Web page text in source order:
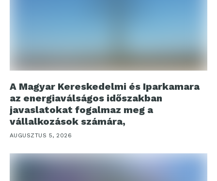
A Magyar Kereskedelmi és Iparkamara
az energiaválságos időszakban
javaslatokat fogalmaz meg a
vállalkozások számára,
AUGUSZTUS 5, 2026